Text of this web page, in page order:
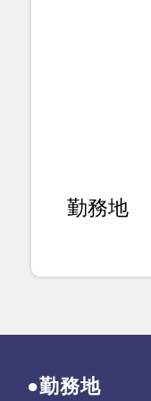
勤務地
●勤務地